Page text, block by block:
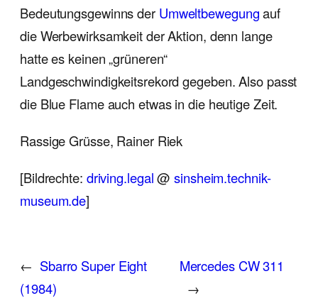
Bedeutungsgewinns der Umweltbewegungauf
die Werbewirksamkeit der Aktion, denn lange
hatte es keinen „grüneren“
Landgeschwindigkeitsrekord gegeben. Also passt
die Blue Flame auch etwas in die heutige Zeit.
Rassige Grüsse, Rainer Riek
[Bildrechte: driving.legal@sinsheim.technik-
museum.de]
← Sbarro Super Eight
(1984)
Mercedes CW 311
→